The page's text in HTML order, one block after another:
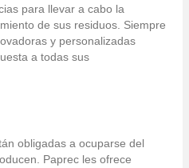
para llevar a cabo la
de sus residuos. Siempre
y personalizadas
a todas sus
obligadas a ocuparse del
Paprec les ofrece